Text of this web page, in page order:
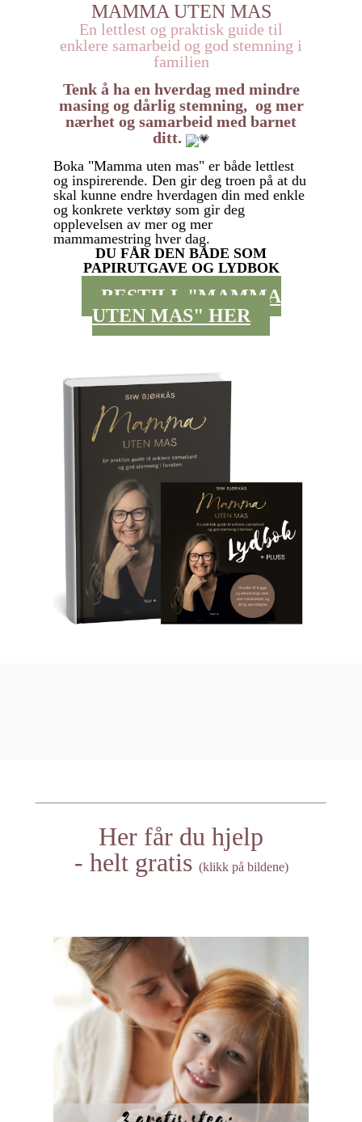
MAMMA UTEN MAS
En lettlest og praktisk guide til
enklere samarbeid og god stemning i
familien
Tenk å ha en hverdag med mindre
masing og dårlig stemning, og mer
nærhet og samarbeid med barnet
ditt.
Boka "Mamma uten mas" er både lettlest
og inspirerende. Den gir deg troen på at du
skal kunne endre hverdagen din med enkle
og konkrete verktøy som gir deg
opplevelsen av mer og mer
mammamestring hver dag.
DU FÅR DEN BÅDE SOM
PAPIRUTGAVE OG LYDBOK
BESTILL "MAMMA
UTEN MAS" HER
Her får du hjelp
- helt gratis (klikk på bildene)